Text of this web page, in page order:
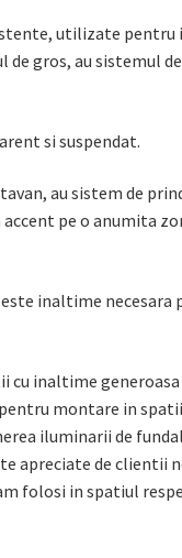
utilizate
gros, au sistemul
si suspendat.
au sistem de
pe o anumita
inaltime
inaltime
montare in
iluminarii de
apreciate de clientii
folosi in spatiul